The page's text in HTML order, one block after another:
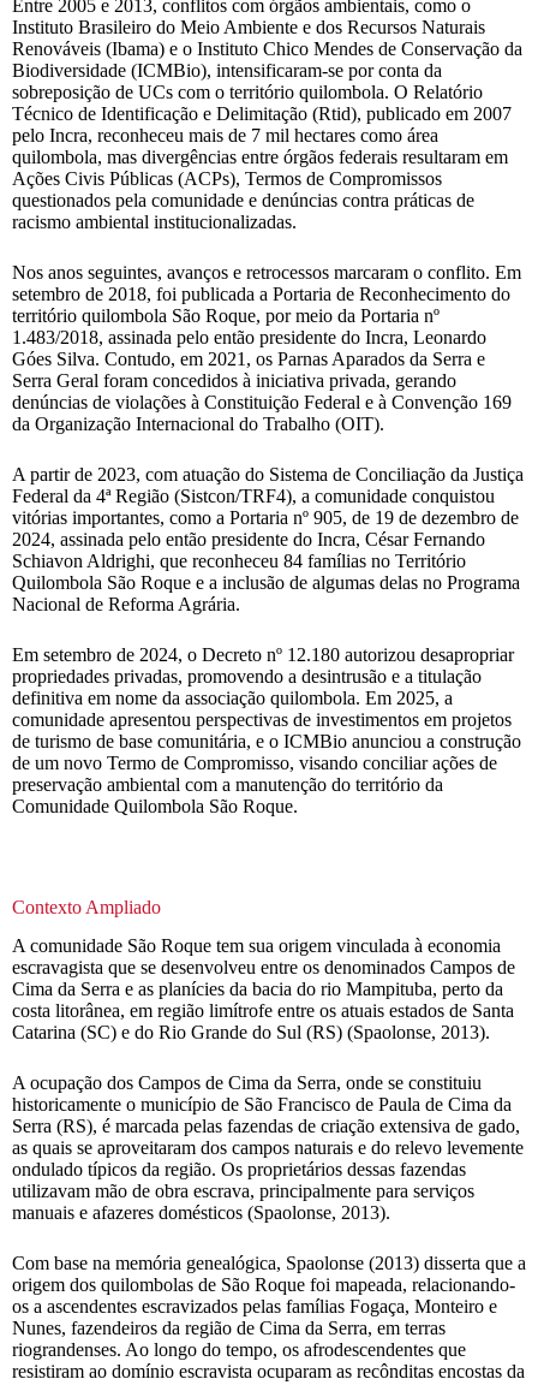
Entre 2005 e 2013, conflitos com órgãos ambientais, como o
Instituto Brasileiro do Meio Ambiente e dos Recursos Naturais
Renováveis (Ibama) e o Instituto Chico Mendes de Conservação da
Biodiversidade (ICMBio), intensificaram-se por conta da
sobreposição de UCs com o território quilombola. O Relatório
Técnico de Identificação e Delimitação (Rtid), publicado em 2007
pelo Incra, reconheceu mais de 7 mil hectares como área
quilombola, mas divergências entre órgãos federais resultaram em
Ações Civis Públicas (ACPs), Termos de Compromissos
questionados pela comunidade e denúncias contra práticas de
racismo ambiental institucionalizadas.
Nos anos seguintes, avanços e retrocessos marcaram o conflito. Em
setembro de 2018, foi publicada a Portaria de Reconhecimento do
território quilombola São Roque, por meio da Portaria nº
1.483/2018, assinada pelo então presidente do Incra, Leonardo
Góes Silva. Contudo, em 2021, os Parnas Aparados da Serra e
Serra Geral foram concedidos à iniciativa privada, gerando
denúncias de violações à Constituição Federal e à Convenção 169
da Organização Internacional do Trabalho (OIT).
A partir de 2023, com atuação do Sistema de Conciliação da Justiça
Federal da 4ª Região (Sistcon/TRF4), a comunidade conquistou
vitórias importantes, como a Portaria nº 905, de 19 de dezembro de
2024, assinada pelo então presidente do Incra, César Fernando
Schiavon Aldrighi, que reconheceu 84 famílias no Território
Quilombola São Roque e a inclusão de algumas delas no Programa
Nacional de Reforma Agrária.
Em setembro de 2024, o Decreto nº 12.180 autorizou desapropriar
propriedades privadas, promovendo a desintrusão e a titulação
definitiva em nome da associação quilombola. Em 2025, a
comunidade apresentou perspectivas de investimentos em projetos
de turismo de base comunitária, e o ICMBio anunciou a construção
de um novo Termo de Compromisso, visando conciliar ações de
preservação ambiental com a manutenção do território da
Comunidade Quilombola São Roque.
Contexto Ampliado
A comunidade São Roque tem sua origem vinculada à economia
escravagista que se desenvolveu entre os denominados Campos de
Cima da Serra e as planícies da bacia do rio Mampituba, perto da
costa litorânea, em região limítrofe entre os atuais estados de Santa
Catarina (SC) e do Rio Grande do Sul (RS) (Spaolonse, 2013).
A ocupação dos Campos de Cima da Serra, onde se constituiu
historicamente o município de São Francisco de Paula de Cima da
Serra (RS), é marcada pelas fazendas de criação extensiva de gado,
as quais se aproveitaram dos campos naturais e do relevo levemente
ondulado típicos da região. Os proprietários dessas fazendas
utilizavam mão de obra escrava, principalmente para serviços
manuais e afazeres domésticos (Spaolonse, 2013).
Com base na memória genealógica, Spaolonse (2013) disserta que a
origem dos quilombolas de São Roque foi mapeada, relacionando-
os a ascendentes escravizados pelas famílias Fogaça, Monteiro e
Nunes, fazendeiros da região de Cima da Serra, em terras
riograndenses. Ao longo do tempo, os afrodescendentes que
resistiram ao domínio escravista ocuparam as recônditas encostas da